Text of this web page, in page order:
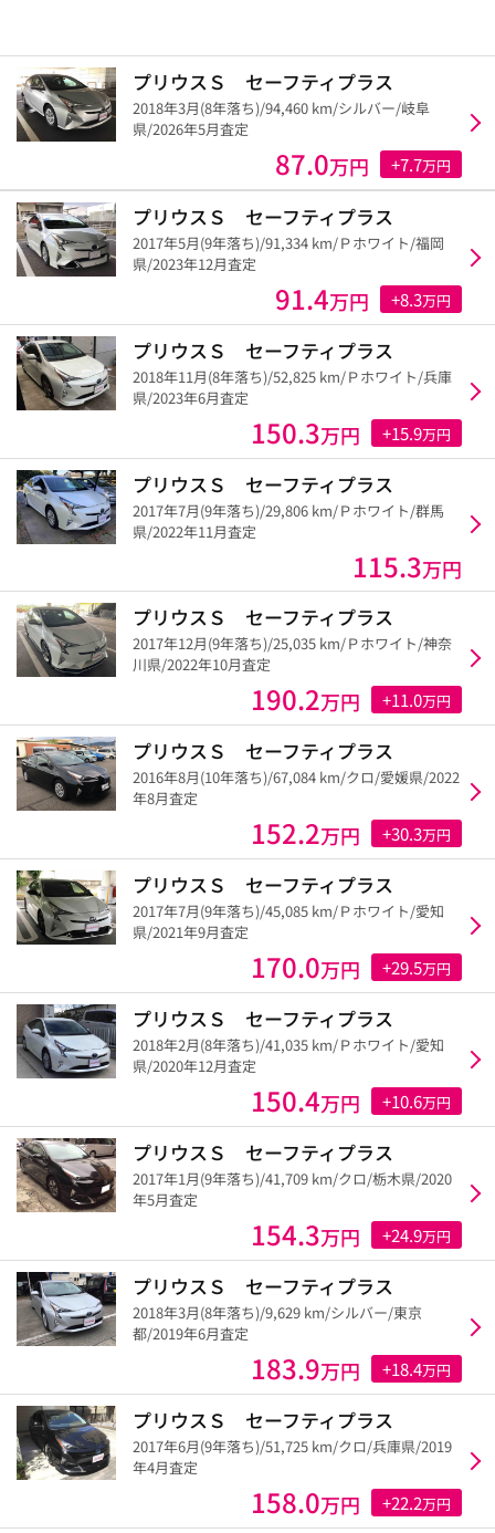
プリウスＳ セーフティプラス
2018年3月(8年落ち)/94,460 km/シルバー/岐阜
県/2026年5月査定
87.0万円 +7.7万円
プリウスＳ セーフティプラス
2017年5月(9年落ち)/91,334 km/Ｐホワイト/福岡
県/2023年12月査定
91.4万円 +8.3万円
プリウスＳ セーフティプラス
2018年11月(8年落ち)/52,825 km/Ｐホワイト/兵庫
県/2023年6月査定
150.3万円 +15.9万円
プリウスＳ セーフティプラス
2017年7月(9年落ち)/29,806 km/Ｐホワイト/群馬
県/2022年11月査定
115.3万円
プリウスＳ セーフティプラス
2017年12月(9年落ち)/25,035 km/Ｐホワイト/神奈
川県/2022年10月査定
190.2万円 +11.0万円
プリウスＳ セーフティプラス
2016年8月(10年落ち)/67,084 km/クロ/愛媛県/2022
年8月査定
152.2万円 +30.3万円
プリウスＳ セーフティプラス
2017年7月(9年落ち)/45,085 km/Ｐホワイト/愛知
県/2021年9月査定
170.0万円 +29.5万円
プリウスＳ セーフティプラス
2018年2月(8年落ち)/41,035 km/Ｐホワイト/愛知
県/2020年12月査定
150.4万円 +10.6万円
プリウスＳ セーフティプラス
2017年1月(9年落ち)/41,709 km/クロ/栃木県/2020
年5月査定
154.3万円 +24.9万円
プリウスＳ セーフティプラス
2018年3月(8年落ち)/9,629 km/シルバー/東京
都/2019年6月査定
183.9万円 +18.4万円
プリウスＳ セーフティプラス
2017年6月(9年落ち)/51,725 km/クロ/兵庫県/2019
年4月査定
158.0万円 +22.2万円